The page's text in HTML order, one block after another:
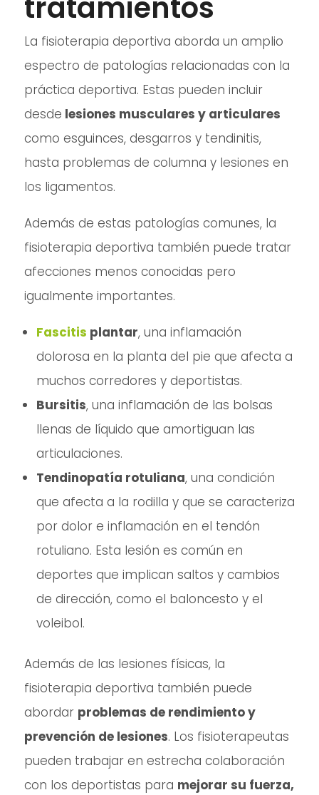
La fisioterapia deportiva aborda un amplio
espectro de patologías relacionadas con la
práctica deportiva. Estas pueden incluir
desde lesiones musculares y articulares
como esguinces, desgarros y tendinitis,
hasta problemas de columna y lesiones en
los ligamentos.
Además de estas patologías comunes, la
fisioterapia deportiva también puede tratar
afecciones menos conocidas pero
igualmente importantes.
Fascitis plantar, una inflamación
dolorosa en la planta del pie que afecta a
muchos corredores y deportistas.
Bursitis, una inflamación de las bolsas
llenas de líquido que amortiguan las
articulaciones.
Tendinopatía rotuliana, una condición
que afecta a la rodilla y que se caracteriza
por dolor e inflamación en el tendón
rotuliano. Esta lesión es común en
deportes que implican saltos y cambios
de dirección, como el baloncesto y el
voleibol.
Además de las lesiones físicas, la
fisioterapia deportiva también puede
abordar problemas de rendimiento y
prevención de lesiones. Los fisioterapeutas
pueden trabajar en estrecha colaboración
con los deportistas para mejorar su fuerza,